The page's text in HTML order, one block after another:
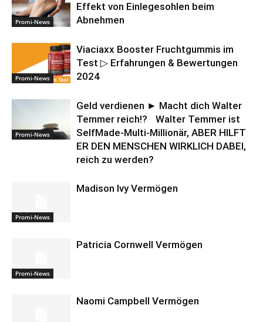
Promi-News
Effekt von Einlegesohlen beim
Abnehmen
Promi-News
Viaciaxx Booster Fruchtgummis im
Test ▷ Erfahrungen & Bewertungen
2024
Promi-News
Geld verdienen ► Macht dich Walter
Temmer reich!? Walter Temmer ist
SelfMade-Multi-Millionär, ABER HILFT
ER DEN MENSCHEN WIRKLICH DABEI,
reich zu werden?
Promi-News
Madison Ivy Vermögen
Promi-News
Patricia Cornwell Vermögen
Naomi Campbell Vermögen